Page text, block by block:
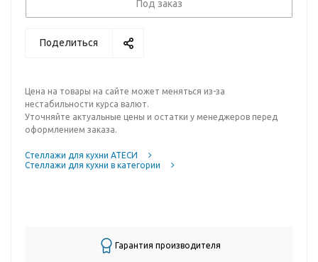
Под заказ
Поделиться
Цена на товары на сайте может меняться из-за
нестабильности курса валют.
Уточняйте актуальные цены и остатки у менеджеров перед
оформлением заказа.
Стеллажи для кухни АТЕСИ
Стеллажи для кухни в категории
Гарантия производителя